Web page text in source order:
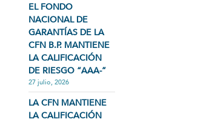
EL FONDO
NACIONAL DE
GARANTÍAS DE LA
CFN B.P. MANTIENE
LA CALIFICACIÓN
DE RIESGO “AAA-”
27 julio, 2026
LA CFN MANTIENE
LA CALIFICACIÓN